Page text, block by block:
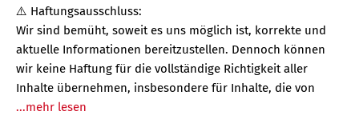
⚠️ Haftungsausschluss:
Wir sind bemüht, soweit es uns möglich ist, korrekte und
aktuelle Informationen bereitzustellen. Dennoch können
wir keine Haftung für die vollständige Richtigkeit aller
Inhalte übernehmen, insbesondere für Inhalte, die von
...mehr lesen